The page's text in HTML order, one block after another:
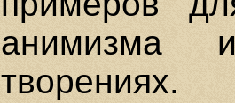
анимизма
творениях.